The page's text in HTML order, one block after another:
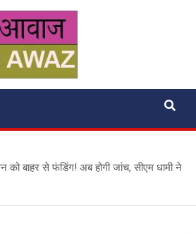
बाहर से फंडिंग! अब होगी जांच, सीएम धामी ने